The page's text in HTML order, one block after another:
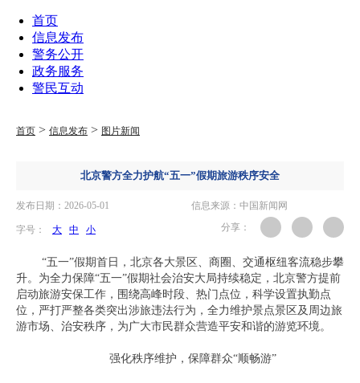
首页
信息发布
警务公开
政务服务
警民互动
首页 > 信息发布 > 图片新闻
北京警方全力护航“五一”假期旅游秩序安全
发布日期：2026-05-01 信息来源：中国新闻网
字号： 大 中 小 分享：
“五一”假期首日，北京各大景区、商圈、交通枢纽客流稳步攀
升。为全力保障“五一”假期社会治安大局持续稳定，北京警方提前
启动旅游安保工作，围绕高峰时段、热门点位，科学设置执勤点
位，严打严整各类突出涉旅违法行为，全力维护景点景区及周边旅
游市场、治安秩序，为广大市民群众营造平安和谐的游览环境。
强化秩序维护，保障群众“顺畅游”